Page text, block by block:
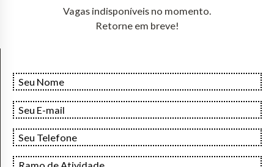
Vagas indisponíveis no momento.
Retorne em breve!